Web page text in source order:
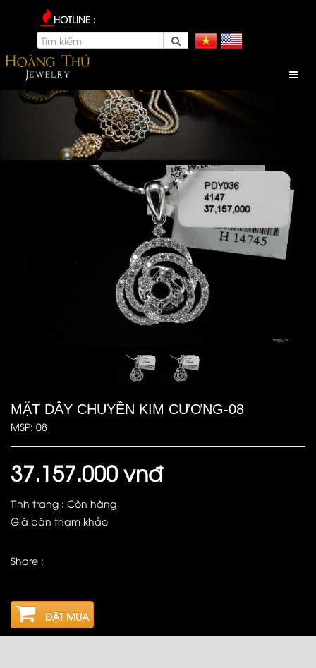
HOTLINE :
MẶT DÂY CHUYỀN KIM CƯƠNG-08
MSP: 08
37.157.000 vnđ
Tình trạng : Còn hàng
Giá bán tham khảo
Share :
ĐẶT MUA